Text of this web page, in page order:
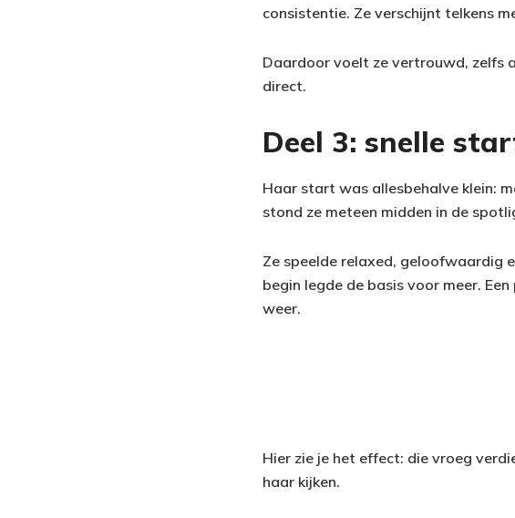
consistentie. Ze verschijnt telkens
Daardoor voelt ze vertrouwd, zelfs
direct.
Deel 3: snelle
Haar start was allesbehalve klein:
stond ze meteen midden in de
Ze speelde relaxed, geloofwaardig
begin legde de basis voor meer.
weer.
Hier zie je het effect: die vroeg
haar kijken.